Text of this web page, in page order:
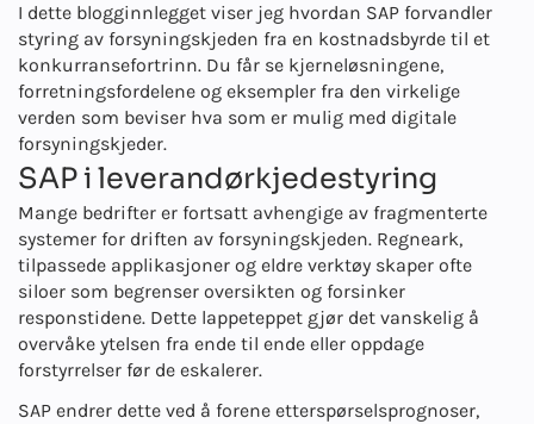
I dette blogginnlegget viser jeg hvordan SAP forvandler
styring av forsyningskjeden fra en kostnadsbyrde til et
konkurransefortrinn. Du får se kjerneløsningene,
forretningsfordelene og eksempler fra den virkelige
verden som beviser hva som er mulig med digitale
forsyningskjeder.
SAP i leverandørkjedestyring
Mange bedrifter er fortsatt avhengige av fragmenterte
systemer for driften av forsyningskjeden. Regneark,
tilpassede applikasjoner og eldre verktøy skaper ofte
siloer som begrenser oversikten og forsinker
responstidene. Dette lappeteppet gjør det vanskelig å
overvåke ytelsen fra ende til ende eller oppdage
forstyrrelser før de eskalerer.
SAP endrer dette ved å forene etterspørselsprognoser,